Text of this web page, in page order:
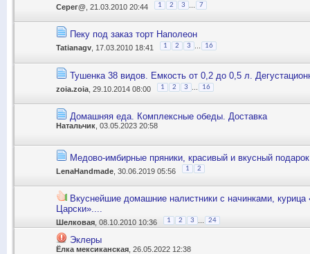
Серег@ , 21.03.2010 20:44 1 2 3 7
Пеку под заказ торт Наполеон
Tatianagv , 17.03.2010 18:41 1 2 3 16
Тушенка 38 видов. Емкость от 0,2 до 0,5 л.
zoia.zoia , 29.10.2014 08:00 1 2 3 16
Домашняя еда. Комплексные обеды. Доставка
Натальчик , 03.05.2023 20:58
Медово-имбирные пряники, красивый и вкусный
LenaHandmade , 30.06.2019 05:56 1 2
Вкуснейшие домашние налистники с начинками, курица
Царски»....
Шелковая , 08.10.2010 10:36 1 2 3 24
Эклеры
Ёлка мексиканская , 26.05.2022 12:38